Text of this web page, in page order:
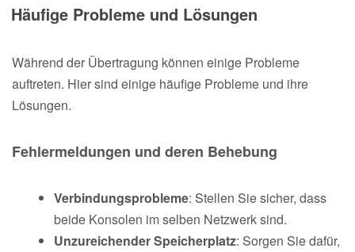
Häufige Probleme und Lösungen
Während der Übertragung können einige Probleme
auftreten. Hier sind einige häufige Probleme und ihre
Lösungen.
Fehlermeldungen und deren Behebung
Verbindungsprobleme: Stellen Sie sicher, dass
beide Konsolen im selben Netzwerk sind.
Unzureichender Speicherplatz: Sorgen Sie dafür,